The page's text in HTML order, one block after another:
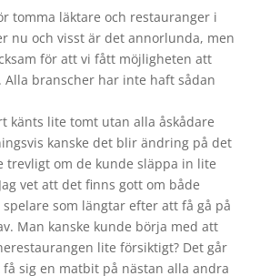
tomma läktare och restauranger i
nu och visst är det annorlunda, men
för att vi fått möjligheten att
Alla branscher har inte haft sådan
känts lite tomt utan alla åskådare
kanske det blir ändring på det
trevligt om de kunde släppa in lite
vet att det finns gott om både
spelare som längtar efter att få gå på
Man kanske kunde börja med att
lite försiktigt? Det går
sig en matbit på nästan alla andra